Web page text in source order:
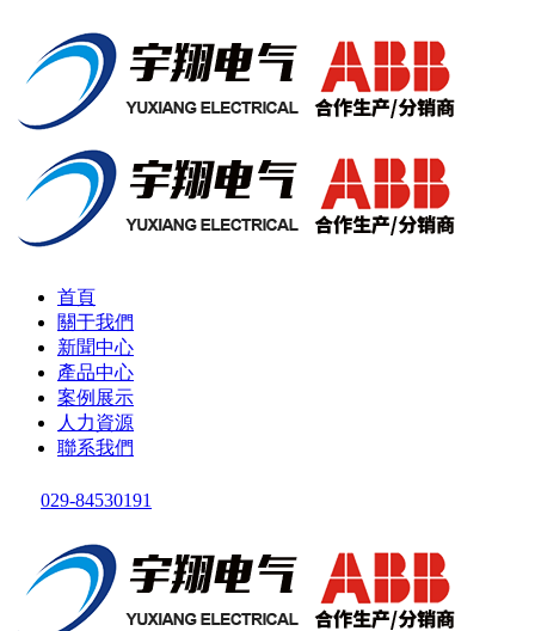
首頁
關于我們
新聞中心
產品中心
案例展示
人力資源
聯系我們
029-84530191